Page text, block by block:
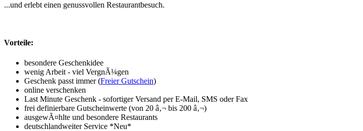
...und erlebt einen genussvollen Restaurantbesuch.
Vorteile:
besondere Geschenkidee
wenig Arbeit - viel VergnÃ¼gen
Geschenk passt immer (Freier Gutschein)
online verschenken
Last Minute Geschenk - sofortiger Versand per E-Mail, SMS oder Fax
frei definierbare Gutscheinwerte (von 20 â‚¬ bis 200 â‚¬)
ausgewÃ¤hlte und besondere Restaurants
deutschlandweiter Service *Neu*